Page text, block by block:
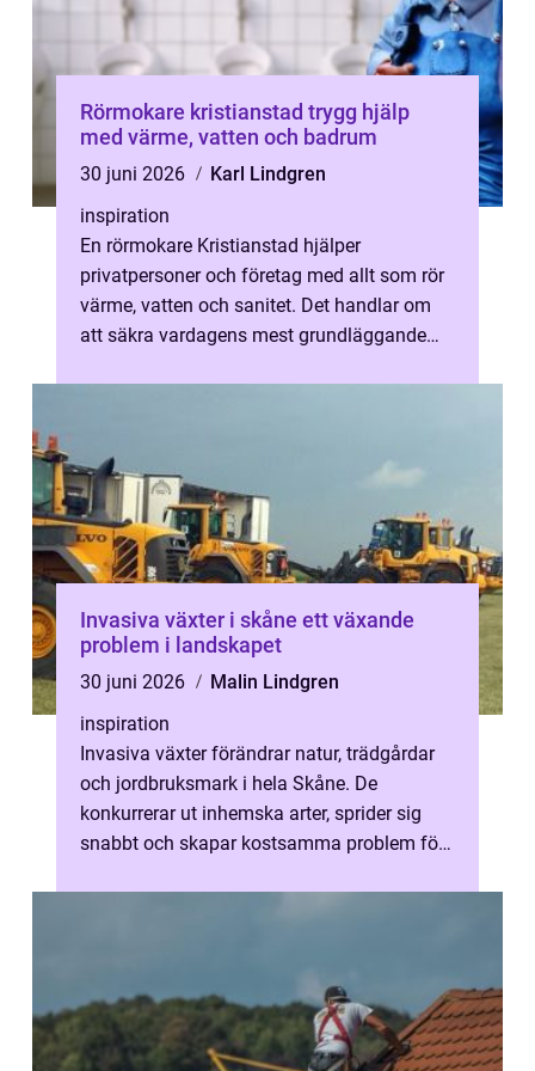
Rörmokare kristianstad trygg hjälp
med värme, vatten och badrum
30 juni 2026
Karl Lindgren
inspiration
En rörmokare Kristianstad hjälper
privatpersoner och företag med allt som rör
värme, vatten och sanitet. Det handlar om
att säkra vardagens mest grundläggande
Invasiva växter i skåne ett växande
problem i landskapet
30 juni 2026
Malin Lindgren
inspiration
Invasiva växter förändrar natur, trädgårdar
och jordbruksmark i hela Skåne. De
konkurrerar ut inhemska arter, sprider sig
snabbt och skapar kostsamma problem för